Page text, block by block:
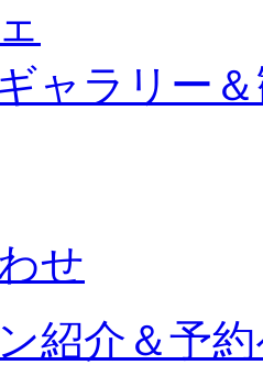
ャラリー
せ
紹介＆予